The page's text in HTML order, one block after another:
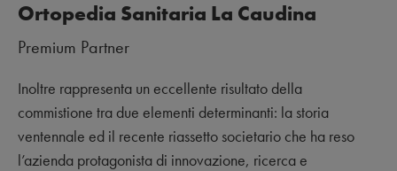
Ortopedia Sanitaria La Caudina
Premium Partner
Inoltre rappresenta un eccellente risultato della
commistione tra due elementi determinanti: la storia
ventennale ed il recente riassetto societario che ha reso
l’azienda protagonista di innovazione, ricerca e